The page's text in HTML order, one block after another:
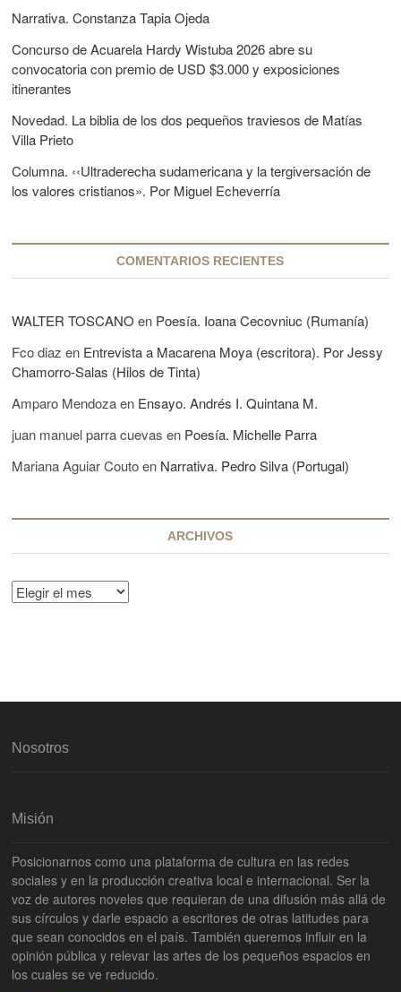
e
e
n
t
r
a
d
t
:
Narrativa. Constanza Tapia Ojeda
Concurso de Acuarela Hardy Wistuba 2026 abre su
convocatoria con premio de USD $3.000 y exposiciones
itinerantes
Novedad. La biblia de los dos pequeños traviesos de Matías
Villa Prieto
Columna. ‹‹Ultraderecha sudamericana y la tergiversación de
los valores cristianos». Por Miguel Echeverría
COMENTARIOS RECIENTES
WALTER TOSCANO en Poesía. Ioana Cecovniuc (Rumanía)
Fco diaz en Entrevista a Macarena Moya (escritora). Por Jessy
Chamorro-Salas (Hilos de Tinta)
Amparo Mendozaen Ensayo. Andrés I. Quintana M.
juan manuel parra cuevas en Poesía. Michelle Parra
Mariana Aguiar Coutoen Narrativa. Pedro Silva (Portugal)
ARCHIVOS
A
r
o
Nosotros
Misión
Posicionarnos como una plataforma de cultura en las redes
sociales y en la producción creativa local e internacional. Ser la
voz de autores noveles que requieran de una difusión más allá de
sus círculos y darle espacio a escritores de otras latitudes para
que sean conocidos en el país. También queremos influir en la
opinión pública y relevar las artes de los pequeños espacios en
los cuales se ve reducido.